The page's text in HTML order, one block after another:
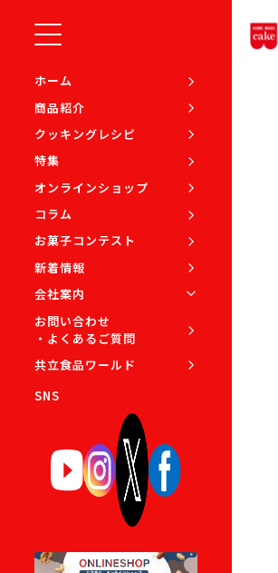
ホーム
商品紹介
クッキングレシピ
特集
オンラインショップ
コラム
お菓子コンテスト
新着情報
会社案内
お問い合わせ
・よくあるご質問
共立食品ワールド
SNS